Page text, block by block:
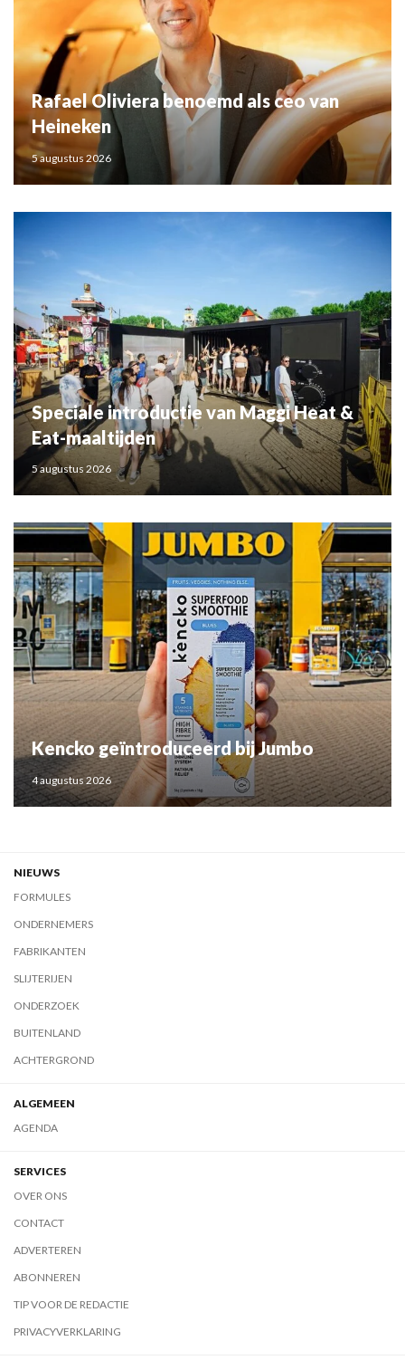
Rafael Oliviera benoemd als ceo van
Heineken
5 augustus 2026
Speciale introductie van Maggi Heat &
Eat-maaltijden
5 augustus 2026
Kencko geïntroduceerd bij Jumbo
4 augustus 2026
NIEUWS
FORMULES
ONDERNEMERS
FABRIKANTEN
SLIJTERIJEN
ONDERZOEK
BUITENLAND
ACHTERGROND
ALGEMEEN
AGENDA
SERVICES
OVER ONS
CONTACT
ADVERTEREN
ABONNEREN
TIP VOOR DE REDACTIE
PRIVACYVERKLARING